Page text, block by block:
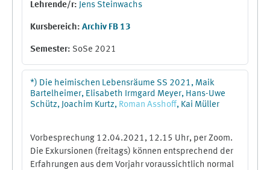
Lehrende/r: Jens Steinwachs
Kursbereich: Archiv FB 13
Semester: SoSe 2021
*) Die heimischen Lebensräume SS 2021, Maik
Bartelheimer, Elisabeth Irmgard Meyer, Hans-Uwe
Schütz, Joachim Kurtz, Roman Asshoff, Kai Müller
Vorbesprechung 12.04.2021, 12.15 Uhr, per Zoom.
Die Exkursionen (freitags) können entsprechend der
Erfahrungen aus dem Vorjahr voraussichtlich normal